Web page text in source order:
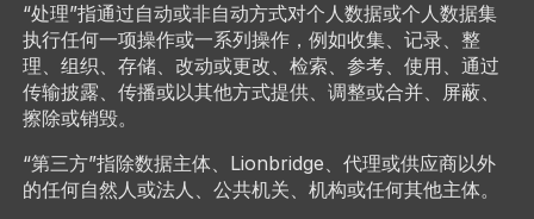
“处理”指通过自动或非自动方式对个人数据或个人数据集
执行任何一项操作或一系列操作，例如收集、记录、整
理、组织、存储、改动或更改、检索、参考、使用、通过
传输披露、传播或以其他方式提供、调整或合并、屏蔽、
擦除或销毁。
“第三方”指除数据主体、Lionbridge、代理或供应商以外
的任何自然人或法人、公共机关、机构或任何其他主体。